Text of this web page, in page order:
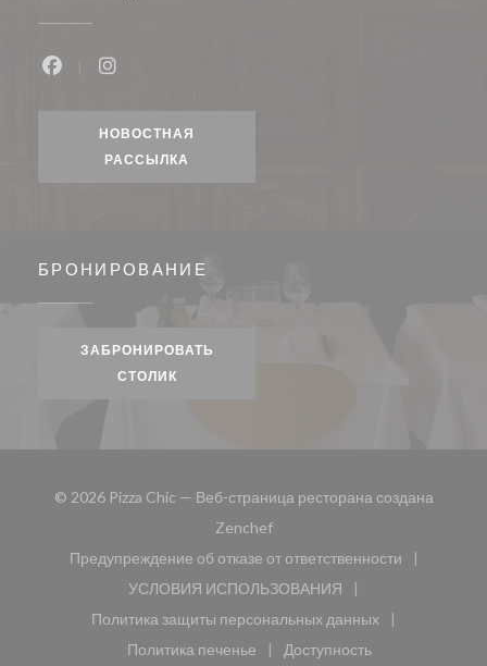
НОВОСТНАЯ
РАССЫЛКА
БРОНИРОВАНИЕ
ЗАБРОНИРОВАТЬ
СТОЛИК
© 2026 Pizza Chic — Веб-страница ресторана создана
Zenchef((открывается в новом окне))
Предупреждение об отказе от ответственности
((открывается в новом окне))
УСЛОВИЯ ИСПОЛЬЗОВАНИЯ
((открывается в новом окне))
Политика защиты персональных данных
((открывается в новом окне))
Политика печенье
Доступность